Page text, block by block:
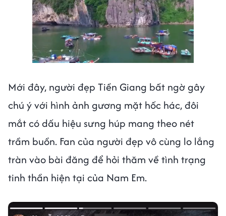
Next video in 1 Cancel
Mới đây, người đẹp Tiền Giang bất ngờ gây
chú ý với hình ảnh gương mặt hốc hác, đôi
mắt có dấu hiệu sưng húp mang theo nét
trầm buồn. Fan của người đẹp vô cùng lo lắng
tràn vào bài đăng để hỏi thăm về tình trạng
tinh thần hiện tại của Nam Em.